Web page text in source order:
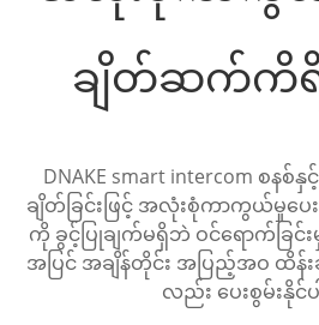
ချိတ်ဆက်ကိရိ
DNAKE smart intercom စနစ်
ချိတ်ခြင်းဖြင့် အလုံးစုံကာကွယ်မှုပေ
ကို ခွင့်ပြုချက်မရှိဘဲ ဝင်ရောက်ခြ
အပြင် အချိန်တိုင်း အပြည့်အဝ ထိန်း
လည်း ပေးစွမ်းနိုင်